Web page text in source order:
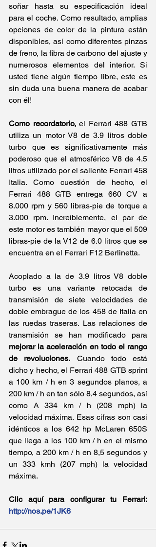
soñar hasta su especificación ideal
para el coche. Como resultado, amplias
opciones de color de la pintura están
disponibles, así como diferentes pinzas
de freno, la fibra de carbono del ajuste y
numerosos elementos del interior. Si
usted tiene algún tiempo libre, este es
sin duda una buena manera de acabar
con él!
Como recordatorio, el Ferrari 488 GTB
utiliza un motor V8 de 3.9 litros doble
turbo que es significativamente más
poderoso que el atmosférico V8 de 4.5
litros utilizado por el saliente Ferrari 458
Italia. Como cuestión de hecho, el
Ferrari 488 GTB entrega 660 CV a
8.000 rpm y 560 libras-pie de torque a
3.000 rpm. Increíblemente, el par de
este motor es también mayor que el 509
libras-pie de la V12 de 6.0 litros que se
encuentra en el Ferrari F12 Berlinetta.
Acoplado a la de 3.9 litros V8 doble
turbo es una variante retocada de
transmisión de siete velocidades de
doble embrague de los 458 de Italia en
las ruedas traseras. Las relaciones de
mejorar la aceleración en todo el rango
de revoluciones. Cuando todo está
dicho y hecho, el Ferrari 488 GTB sprint
a 100 km / h en 3 segundos planos, a
200 km / h en tan sólo 8,4 segundos, así
como A 334 km / h (208 mph) la
velocidad máxima. Esas cifras son casi
idénticos a los 642 hp McLaren 650S
que llega a los 100 km / h en el mismo
tiempo, a 200 km / h en 8,5 segundos y
un 333 kmh (207 mph) la velocidad
máxima.
http://nos.pe/1JK6